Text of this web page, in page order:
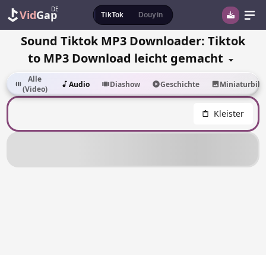
TikTok Douyin
VidGap
DE
Sound Tiktok MP3 Downloader: Tiktok
to MP3 Download leicht gemacht
Alle
(Video)
Audio Diashow Geschichte Miniaturbild
Kleister